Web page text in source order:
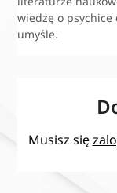
wiedzę o
umyśle.
Musisz się